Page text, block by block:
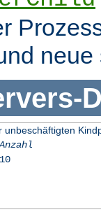
neue
-
unbeschäftigten